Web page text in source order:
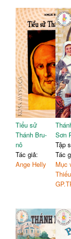
Tiểu sử
Thánh Bru-
nô
Tác giả:
Ange Helly
Sơn
Tập
Tác
Mục